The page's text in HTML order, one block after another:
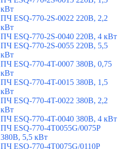
кВт
ПЧ ESQ-770-2S-0022 220В, 2,2
кВт
ПЧ ESQ-770-2S-0040 220В, 4 кВт
ПЧ ESQ-770-2S-0055 220В, 5,5
кВт
ПЧ ESQ-770-4T-0007 380В, 0,75
кВт
ПЧ ESQ-770-4T-0015 380В, 1,5
кВт
ПЧ ESQ-770-4T-0022 380В, 2,2
кВт
ПЧ ESQ-770-4T-0040 380В, 4 кВт
ПЧ ESQ-770-4T0055G/0075P
380В, 5,5 кВт
ПЧ ESQ-770-4T0075G/0110P